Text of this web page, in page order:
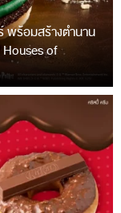
พร้อมสร้างตำนาน
of